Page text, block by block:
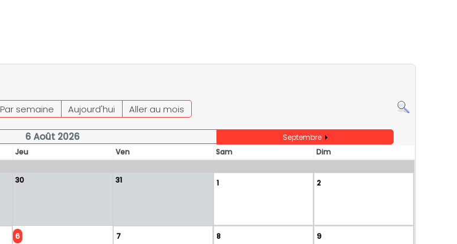
Par semaine Aujourd'hui Aller au mois
6 Août 2026
Septembre
Jeu Ven Sam Dim
30 31 1 2
6 7 8 9